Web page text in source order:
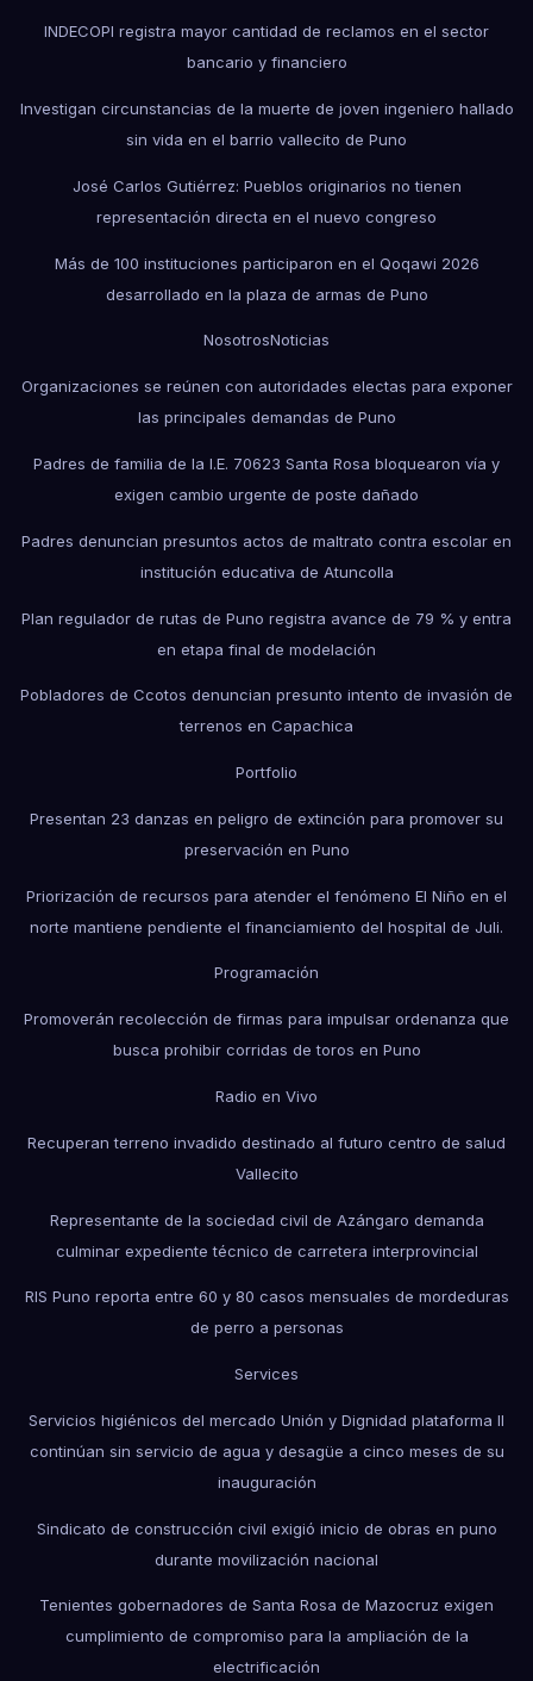
INDECOPI registra mayor cantidad de reclamos en el sector
bancario y financiero
Investigan circunstancias de la muerte de joven ingeniero hallado
sin vida en el barrio vallecito de Puno
José Carlos Gutiérrez: Pueblos originarios no tienen
representación directa en el nuevo congreso
Más de 100 instituciones participaron en el Qoqawi 2026
desarrollado en la plaza de armas de Puno
NosotrosNoticias
Organizaciones se reúnen con autoridades electas para exponer
las principales demandas de Puno
Padres de familia de la I.E. 70623 Santa Rosa bloquearon vía y
exigen cambio urgente de poste dañado
Padres denuncian presuntos actos de maltrato contra escolar en
institución educativa de Atuncolla
Plan regulador de rutas de Puno registra avance de 79 % y entra
en etapa final de modelación
Pobladores de Ccotos denuncian presunto intento de invasión de
terrenos en Capachica
Portfolio
Presentan 23 danzas en peligro de extinción para promover su
preservación en Puno
Priorización de recursos para atender el fenómeno El Niño en el
norte mantiene pendiente el financiamiento del hospital de Juli.
Programación
Promoverán recolección de firmas para impulsar ordenanza que
busca prohibir corridas de toros en Puno
Radio en Vivo
Recuperan terreno invadido destinado al futuro centro de salud
Vallecito
Representante de la sociedad civil de Azángaro demanda
culminar expediente técnico de carretera interprovincial
RIS Puno reporta entre 60 y 80 casos mensuales de mordeduras
de perro a personas
Services
Servicios higiénicos del mercado Unión y Dignidad plataforma II
continúan sin servicio de agua y desagüe a cinco meses de su
inauguración
Sindicato de construcción civil exigió inicio de obras en puno
durante movilización nacional
Tenientes gobernadores de Santa Rosa de Mazocruz exigen
cumplimiento de compromiso para la ampliación de la
electrificación